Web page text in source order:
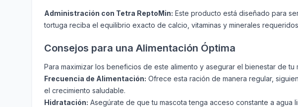
Administración con Tetra ReptoMin: Este producto está diseñado para
tortuga reciba el equilibrio exacto de calcio, vitaminas y minerales
Consejos para una Alimentación Óptima
Para maximizar los beneficios de este alimento y asegurar el bienestar de
Frecuencia de Alimentación: Ofrece esta ración de manera regular,
el crecimiento saludable.
Hidratación: Asegúrate de que tu mascota tenga acceso constante a agua